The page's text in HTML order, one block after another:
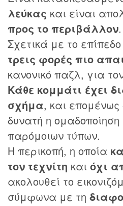
λεύκας και είναι
προς το περιβάλλον.
Σχετικά με το
τρεις φορές πιο
κανονικό παζλ, για
Κάθε κομμάτι έχει
σχήμα, και επομένως
δυνατή η
παρόμοιων τύπων.
Η περικοπή, η οποία
τον τεχνίτη και όχι
ακολουθεί το
σύμφωνα με τη